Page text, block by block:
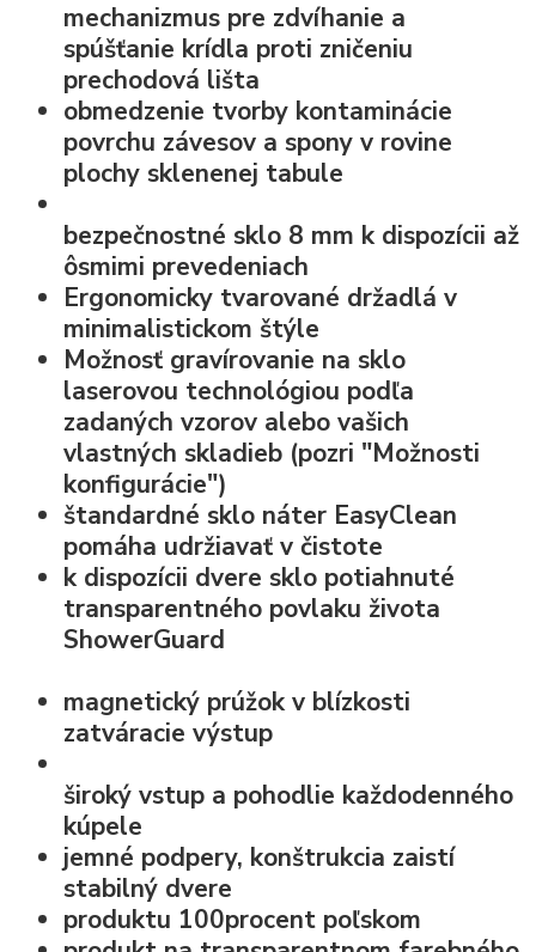
mechanizmus pre zdvíhanie a
spúšťanie krídla proti zničeniu
prechodová lišta
obmedzenie tvorby kontaminácie
povrchu závesov a spony v rovine
plochy sklenenej tabule
bezpečnostné sklo 8 mm k dispozícii až
ôsmimi prevedeniach
Ergonomicky tvarované držadlá v
minimalistickom štýle
Možnosť gravírovanie na sklo
laserovou technológiou podľa
zadaných vzorov alebo vašich
vlastných skladieb (pozri "Možnosti
konfigurácie")
štandardnésklo náter EasyClean
pomáha udržiavať v čistote
k dispozícii dvere sklo potiahnuté
transparentného povlaku života
ShowerGuard
magnetický prúžok v blízkosti
zatváracie výstup
široký vstup a pohodlie každodenného
kúpele
jemné podpery, konštrukcia zaistí
stabilný dvere
produktu 100procent poľskom